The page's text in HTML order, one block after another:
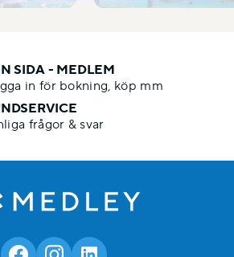
SIDA - MEDLEM
in för bokning, köp mm
frågor & svar